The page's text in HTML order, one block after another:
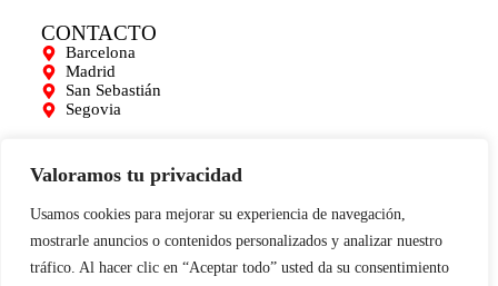
Valoramos tu privacidad
Usamos cookies para mejorar su experiencia de navegación,
mostrarle anuncios o contenidos personalizados y analizar nuestro
tráfico. Al hacer clic en “Aceptar todo” usted da su consentimiento
CONTACTO
Barcelona
Madrid
San Sebastián
Segovia
Mi cuenta
Para empresas
Limpieza de Patitos
Blog